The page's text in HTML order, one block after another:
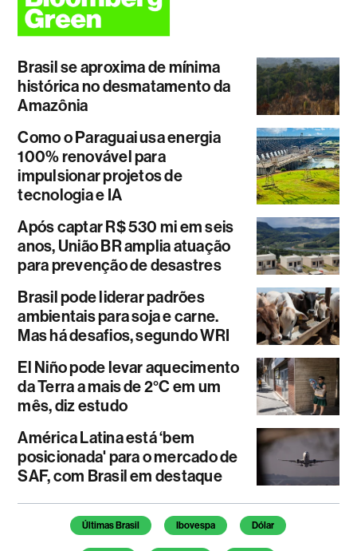
Brasil se aproxima de mínima
histórica no desmatamento da
Amazônia
Como o Paraguai usa energia
100% renovável para
impulsionar projetos de
tecnologia e IA
Após captar R$ 530 mi em seis
anos, União BR amplia atuação
para prevenção de desastres
Brasil pode liderar padrões
ambientais para soja e carne.
Mas há desafios, segundo WRI
El Niño pode levar aquecimento
da Terra a mais de 2°C em um
mês, diz estudo
América Latina está ‘bem
posicionada' para o mercado de
SAF, com Brasil em destaque
Temas deste artigo
Últimas Brasil Ibovespa Dólar